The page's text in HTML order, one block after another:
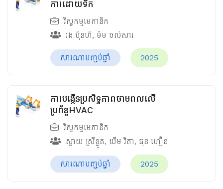
ការដោយទឹក
វិស្វកម្មមេកានិក
រង ប៊ុនហ៊, ម៉ម ចល់សារ
សារណាបញ្ចប់ឆ្នាំ 2025
ការបង្កើនប្រសិទ្ធភាពថាមពលលើ
ប្រព័ន្ធHVAC
វិស្វកម្មមេកានិក
ស្វាយ ស្រីខ្លូត, យឹម វិតា, ជុន ហឿន
សារណាបញ្ចប់ឆ្នាំ 2025